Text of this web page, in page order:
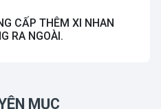
CẤP THÊM XI NHAN
RA NGOÀI.
MỤC